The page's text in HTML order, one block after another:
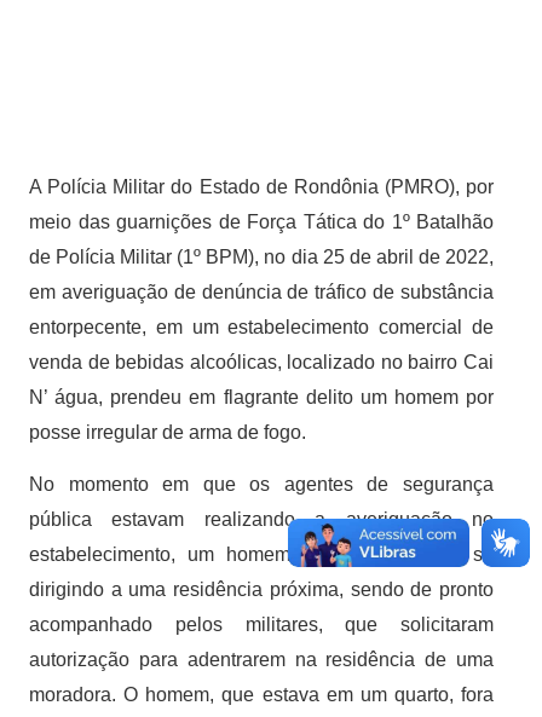
A Polícia Militar do Estado de Rondônia (PMRO), por
meio das guarnições de Força Tática do 1º Batalhão
de Polícia Militar (1º BPM), no dia 25 de abril de 2022,
em averiguação de denúncia de tráfico de substância
entorpecente, em um estabelecimento comercial de
venda de bebidas alcoólicas, localizado no bairro Cai
N’ água, prendeu em flagrante delito um homem por
posse irregular de arma de fogo.
No momento em que os agentes de segurança
pública estavam realizando a averiguação no
estabelecimento, um homem empreendeu fuga se
dirigindo a uma residência próxima, sendo de pronto
acompanhado pelos militares, que solicitaram
autorização para adentrarem na residência de uma
moradora. O homem, que estava em um quarto, fora